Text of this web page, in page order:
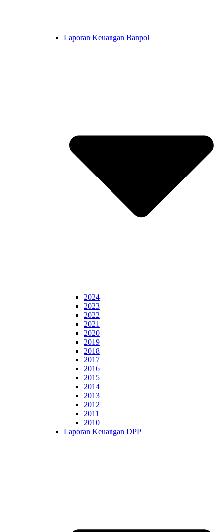
Laporan Keuangan Banpol
2024
2023
2022
2021
2020
2019
2018
2017
2016
2015
2014
2013
2012
2011
2010
Laporan Keuangan DPP